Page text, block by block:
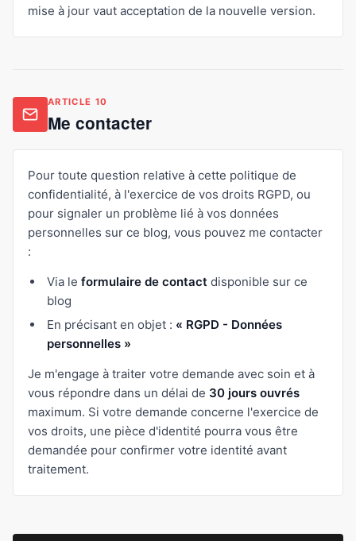
mise à jour vaut acceptation de la nouvelle version.
ARTICLE 10
Me contacter
Pour toute question relative à cette politique de
confidentialité, à l'exercice de vos droits RGPD, ou
pour signaler un problème lié à vos données
personnelles sur ce blog, vous pouvez me contacter
:
Via le formulaire de contact disponible sur ce
blog
En précisant en objet : « RGPD - Données
personnelles »
Je m'engage à traiter votre demande avec soin et à
vous répondre dans un délai de 30 jours ouvrés
maximum. Si votre demande concerne l'exercice de
vos droits, une pièce d'identité pourra vous être
demandée pour confirmer votre identité avant
traitement.